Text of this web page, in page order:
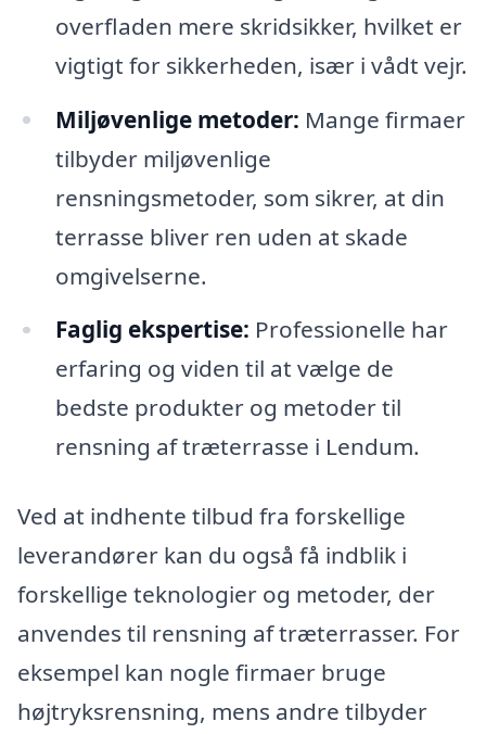
overfladen mere skridsikker, hvilket er
vigtigt for sikkerheden, især i vådt vejr.
Miljøvenlige metoder: Mange firmaer
tilbyder miljøvenlige
rensningsmetoder, som sikrer, at din
terrasse bliver ren uden at skade
omgivelserne.
Faglig ekspertise: Professionelle har
erfaring og viden til at vælge de
bedste produkter og metoder til
rensning af træterrasse i Lendum.
Ved at indhente tilbud fra forskellige
leverandører kan du også få indblik i
forskellige teknologier og metoder, der
anvendes til rensning af træterrasser. For
eksempel kan nogle firmaer bruge
højtryksrensning, mens andre tilbyder